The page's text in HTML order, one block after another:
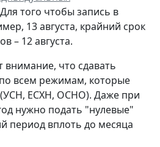
того чтобы запись в
13 августа, крайний срок
– 12 августа.
что сдавать
всем режимам, которые
ЕСХН, ОСНО). Даже при
нужно подать "нулевые"
период вплоть до месяца